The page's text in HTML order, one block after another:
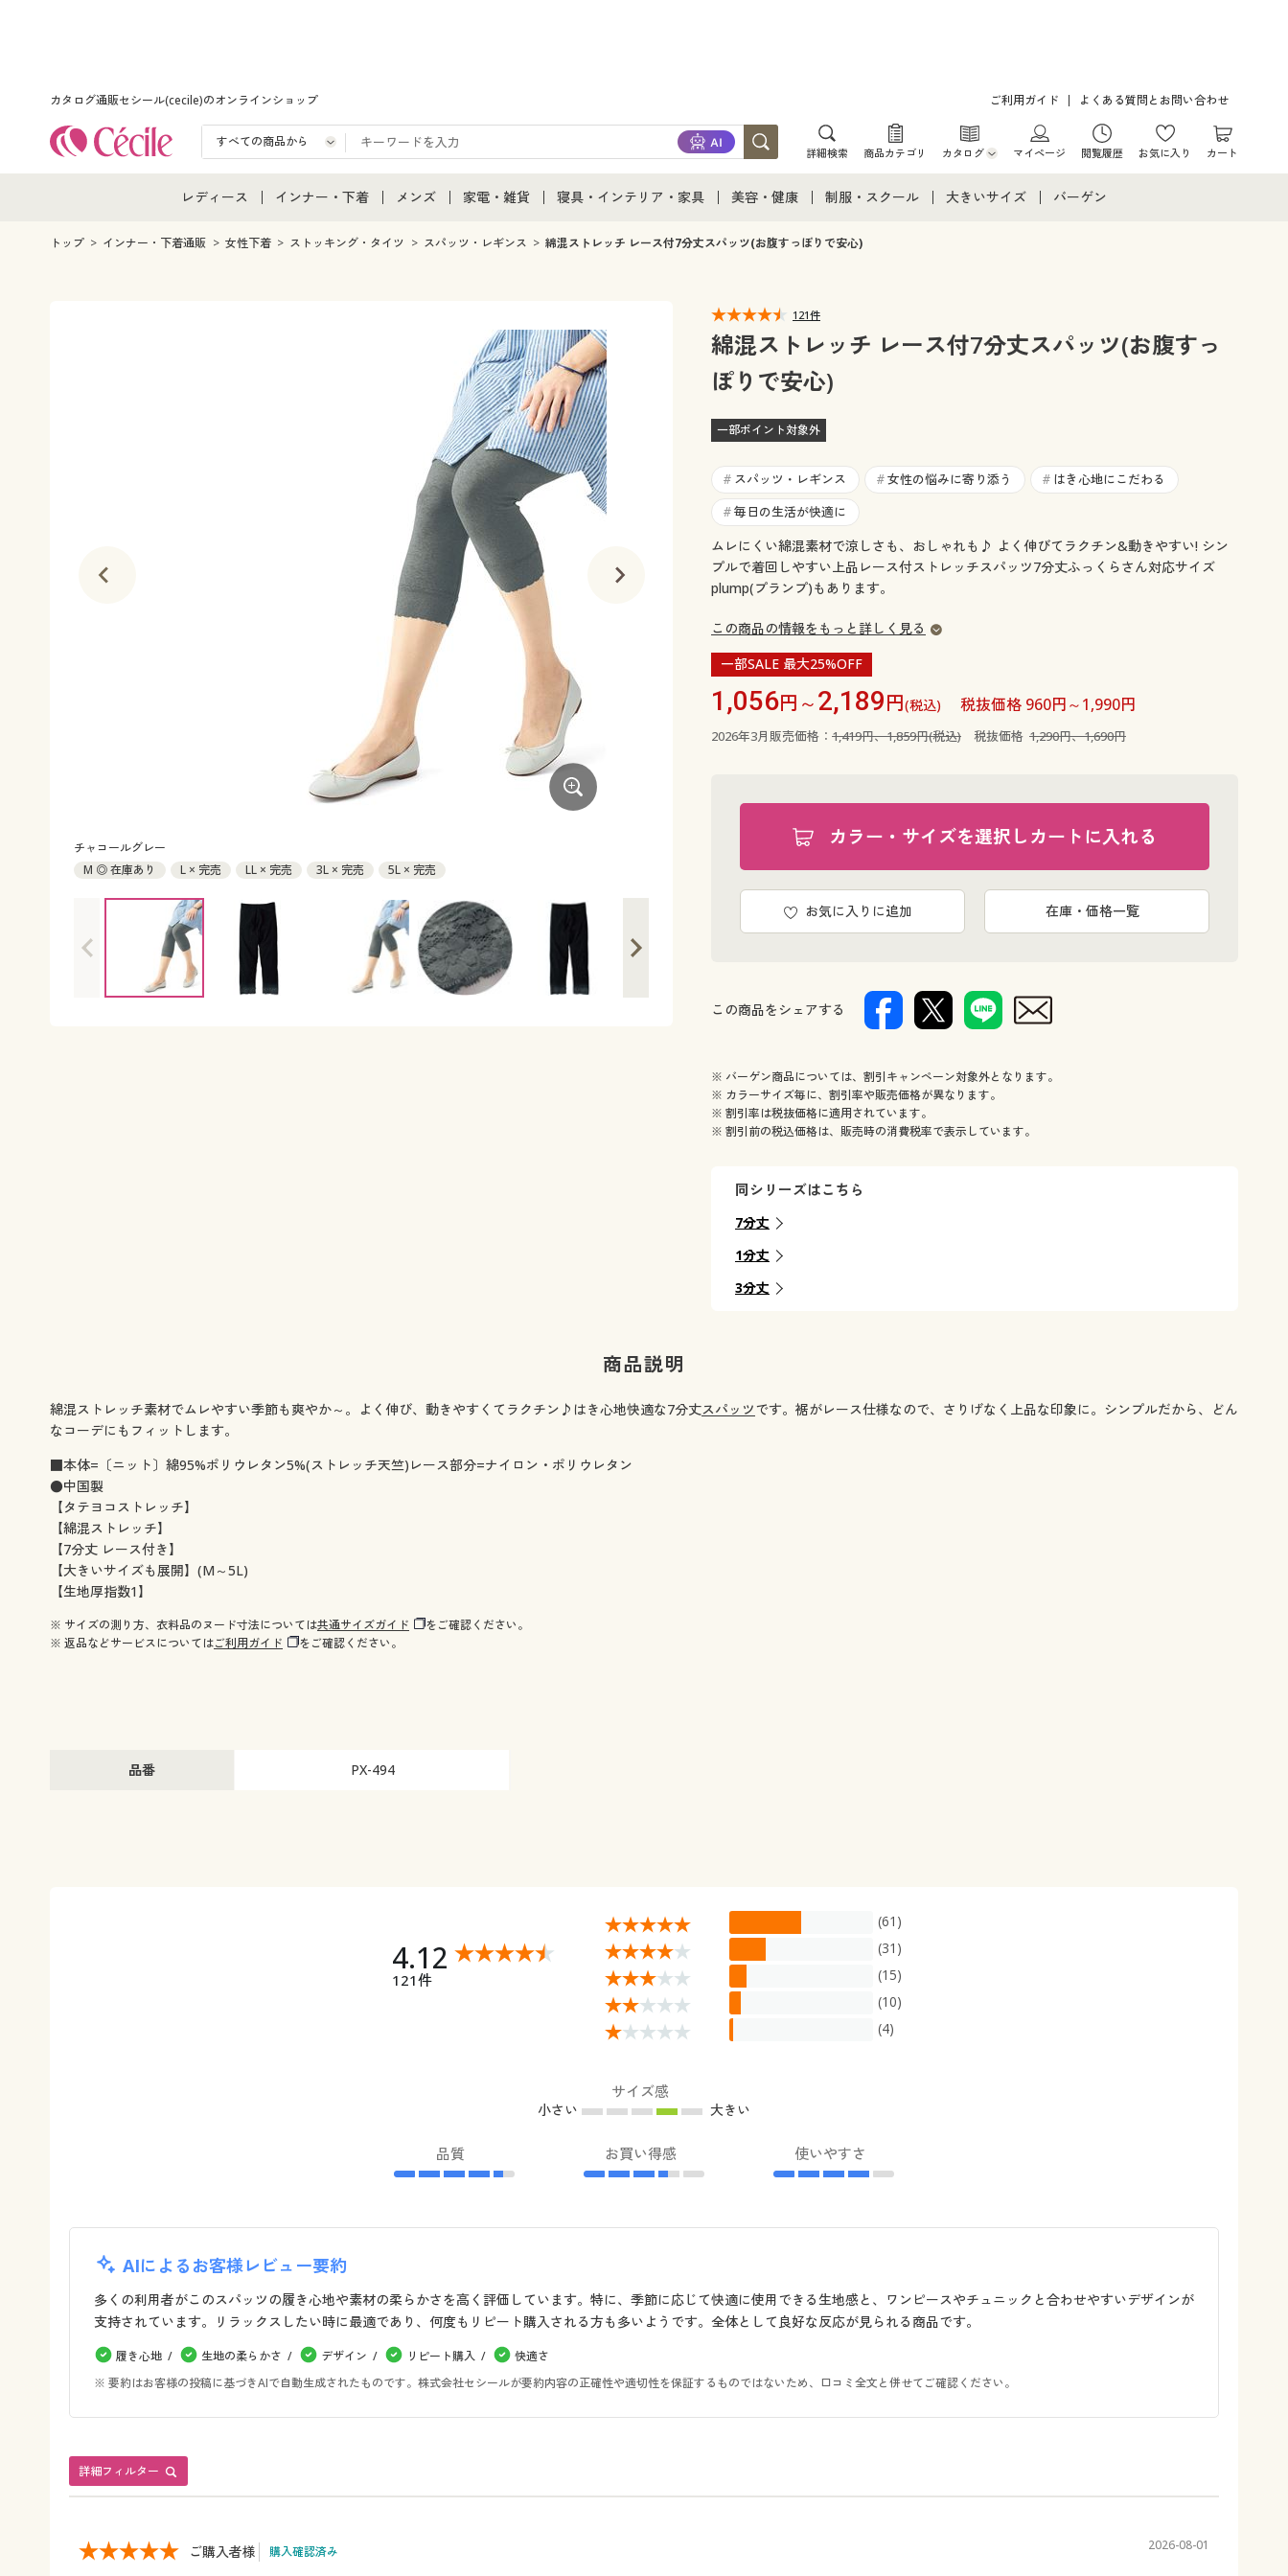
カタログ通販セシール(cecile)のオンラインショップ ご利用ガイド よくある質問とお問い合わせ
詳細検索 商品カテゴリ カタログ
カタログ・チラシからのご注文
マイページ 閲覧履歴 お気に入り カート
レディース
レディース通販すべて
インナー・下着
インナー・下着通販すべて
メンズ
メンズ通販すべて
家電・雑貨
家電・雑貨すべて
キッチン・雑貨・日用品
寝具・インテリア・家具
寝具・インテリア・家具通販すべて
寝具・ベッド
カーテン・ラグ・ファブリック
美容・健康
美容・健康通販すべて
制服・スクール
制服・スクールすべて
ジュニア・ティーンズ下着
大きいサイズ
大きいサイズ レディース下着
バーゲン
トップ インナー・下着通販 女性下着 ストッキング・タイツ スパッツ・レギンス 綿混ストレッチ レース付7分丈スパッツ(お腹すっぽりで安心)
チャコールグレー
M ◎ 在庫あり
L × 完売 LL × 完売 3L × 完売 5L × 完売
121件
綿混ストレッチ レース付7分丈スパッツ(お腹すっ
ぽりで安心)
一部ポイント対象外
# スパッツ・レギンス # 女性の悩みに寄り添う # はき心地にこだわる
# 毎日の生活が快適に
ムレにくい綿混素材で涼しさも、おしゃれも♪ よく伸びてラクチン&動きやすい! シン
プルで着回しやすい上品レース付ストレッチスパッツ7分丈ふっくらさん対応サイズ
plump(プランプ)もあります。
この商品の情報をもっと詳しく見る
一部SALE 最大25%OFF
1,056円～2,189円(税込) 税抜価格 960円～1,990円
2026年3月販売価格： 1,419円、1,859円(税込) 税抜価格 1,290円、1,690円
カラー・サイズを選択しカートに入れる
お気に入りに追加 在庫・価格一覧
この商品をシェアする
※ バーゲン商品については、割引キャンペーン対象外となります。
※ カラーサイズ毎に、割引率や販売価格が異なります。
※ 割引率は税抜価格に適用されています。
※ 割引前の税込価格は、販売時の消費税率で表示しています。
同シリーズはこちら
7分丈
1分丈
3分丈
商品説明
綿混ストレッチ素材でムレやすい季節も爽やか～。よく伸び、動きやすくてラクチン♪はき心地快適な7分丈スパッツです。裾がレース仕様なので、さりげなく上品な印象に。シンプルだから、どん
なコーデにもフィットします。
■本体=〔ニット〕綿95%ポリウレタン5%(ストレッチ天竺)レース部分=ナイロン・ポリウレタン
●中国製
【タテヨコストレッチ】
【綿混ストレッチ】
【7分丈 レース付き】
【大きいサイズも展開】(M～5L)
【生地厚指数1】
※ サイズの測り方、衣料品のヌード寸法については共通サイズガイド
をご確認ください。
※ 返品などサービスについてはご利用ガイド をご確認ください。
品番 PX-494
4.12
121件
(61)
(31)
(15)
(10)
(4)
サイズ感
小さい 大きい
品質 お買い得感 使いやすさ
AIによるお客様レビュー要約
多くの利用者がこのスパッツの履き心地や素材の柔らかさを高く評価しています。特に、季節に応じて快適に使用できる生地感と、ワンピースやチュニックと合わせやすいデザインが
支持されています。リラックスしたい時に最適であり、何度もリピート購入される方も多いようです。全体として良好な反応が見られる商品です。
履き心地 生地の柔らかさ デザイン リピート購入
快適さ
※ 要約はお客様の投稿に基づきAIで自動生成されたものです。株式会社セシールが要約内容の正確性や適切性を保証するものではないため、口コミ全文と併せてご確認ください。
詳細フィルター
ご購入者様 購入確認済み 2026-08-01